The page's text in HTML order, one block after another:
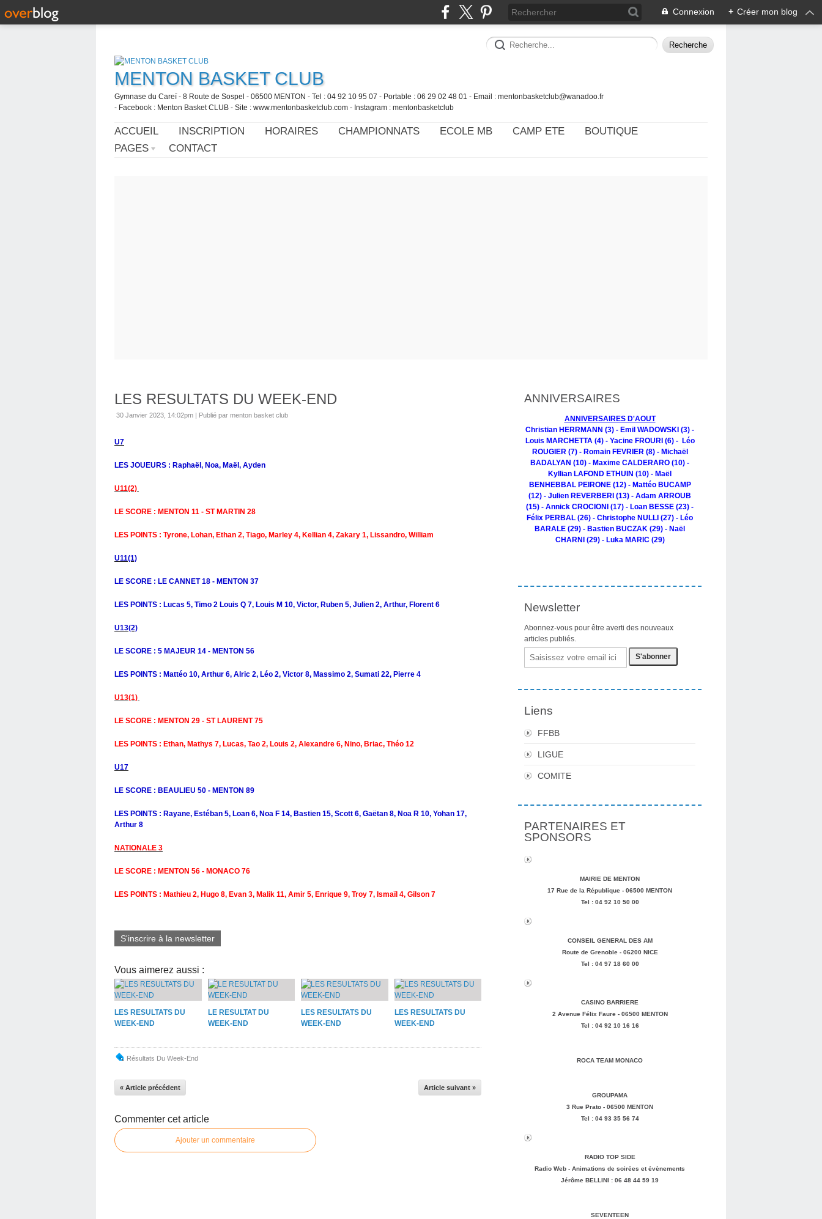
Connexion + Créer mon blog
MENTON BASKET CLUB
Gymnase du Careï - 8 Route de Sospel - 06500 MENTON - Tel : 04 92 10 95 07 - Portable : 06 29 02 48 01 - Email : mentonbasketclub@wanadoo.fr
- Facebook : Menton Basket CLUB - Site : www.mentonbasketclub.com - Instagram : mentonbasketclub
ACCUEIL INSCRIPTION HORAIRES CHAMPIONNATS ECOLE MB CAMP ETE
BOUTIQUE
PAGES
CONTACT
LES RESULTATS DU WEEK-END
30 Janvier 2023, 14:02pm | Publié par menton basket club
U7
LES JOUEURS : Raphaël, Noa, Maël, Ayden
U11(2)
LE SCORE : MENTON 11 - ST MARTIN 28
LES POINTS : Tyrone, Lohan, Ethan 2, Tiago, Marley 4, Kellian 4, Zakary 1, Lissandro, William
U11(1)
LE SCORE : LE CANNET 18 - MENTON 37
LES POINTS : Lucas 5, Timo 2 Louis Q 7, Louis M 10, Victor, Ruben 5, Julien 2, Arthur, Florent 6
U13(2)
LE SCORE : 5 MAJEUR 14 - MENTON 56
LES POINTS : Mattéo 10, Arthur 6, Alric 2, Léo 2, Victor 8, Massimo 2, Sumati 22, Pierre 4
U13(1)
LE SCORE : MENTON 29 - ST LAURENT 75
LES POINTS : Ethan, Mathys 7, Lucas, Tao 2, Louis 2, Alexandre 6, Nino, Briac, Théo 12
U17
LE SCORE : BEAULIEU 50 - MENTON 89
LES POINTS : Rayane, Estéban 5, Loan 6, Noa F 14, Bastien 15, Scott 6, Gaëtan 8, Noa R 10, Yohan 17,
Arthur 8
NATIONALE 3
LE SCORE : MENTON 56 - MONACO 76
LES POINTS : Mathieu 2, Hugo 8, Evan 3, Malik 11, Amir 5, Enrique 9, Troy 7, Ismaïl 4, Gilson 7
S'inscrire à la newsletter
Vous aimerez aussi :
LES RESULTATS DU
WEEK-END
LE RESULTAT DU
WEEK-END
LES RESULTATS DU
WEEK-END
LES RESULTATS DU
WEEK-END
Résultats Du Week-End
« Article précédent Article suivant »
Commenter cet article
Ajouter un commentaire
ANNIVERSAIRES
ANNIVERSAIRES D'AOUT
Christian HERRMANN (3) - Emil WADOWSKI (3) -
Louis MARCHETTA (4) - Yacine FROURI (6) - Léo
ROUGIER (7) - Romain FEVRIER (8) - Michaël
BADALYAN (10) - Maxime CALDERARO (10) -
Kyllian LAFOND ETHUIN (10) - Maël
BENHEBBAL PEIRONE (12) - Mattéo BUCAMP
(12) - Julien REVERBERI (13) - Adam ARROUB
(15) - Annick CROCIONI (17) - Loan BESSE (23) -
Félix PERBAL (26) - Christophe NULLI (27) - Léo
BARALE (29) - Bastien BUCZAK (29) - Naël
CHARNI (29) - Luka MARIC (29)
Newsletter
Abonnez-vous pour être averti des nouveaux
articles publiés.
Email
Liens
FFBB
LIGUE
COMITE
PARTENAIRES ET
SPONSORS
MAIRIE DE MENTON
17 Rue de la République - 06500 MENTON
Tel : 04 92 10 50 00
CONSEIL GENERAL DES AM
Route de Grenoble - 06200 NICE
Tel : 04 97 18 60 00
CASINO BARRIERE
2 Avenue Félix Faure - 06500 MENTON
Tel : 04 92 10 16 16
ROCA TEAM MONACO
GROUPAMA
3 Rue Prato - 06500 MENTON
Tel : 04 93 35 56 74
RADIO TOP SIDE
Radio Web - Animations de soirées et évènements
Jérôme BELLINI : 06 48 44 59 19
SEVENTEEN